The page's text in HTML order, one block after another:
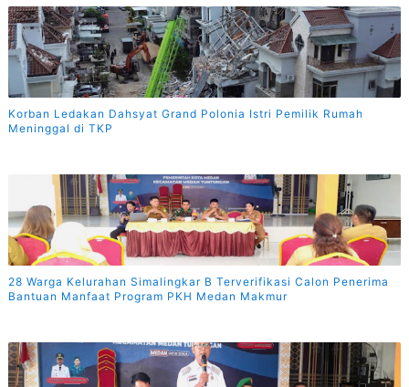
Korban Ledakan Dahsyat Grand Polonia Istri Pemilik Rumah
Meninggal di TKP
28 Warga Kelurahan Simalingkar B Terverifikasi Calon Penerima
Bantuan Manfaat Program PKH Medan Makmur